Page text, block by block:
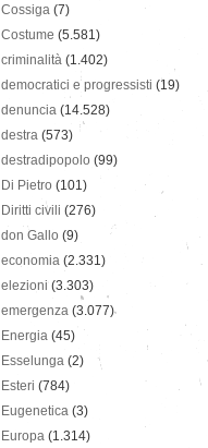
Cossiga (7)
Costume (5.581)
criminalità (1.402)
democratici e progressisti (19)
denuncia (14.528)
destra (573)
destradipopolo (99)
Di Pietro (101)
Diritti civili (276)
don Gallo (9)
economia (2.331)
elezioni (3.303)
emergenza (3.077)
Energia (45)
Esselunga (2)
Esteri (784)
Eugenetica (3)
Europa (1.314)